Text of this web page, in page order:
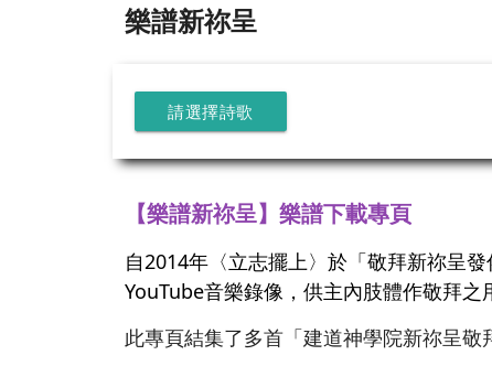
樂譜新祢呈
請選擇詩歌
【樂譜新祢呈】樂譜下載專頁
自2014年〈立志擺上〉於「敬拜新祢呈
YouTube音樂錄像，供主內肢體作敬拜之
此專頁結集了多首「建道神學院新祢呈